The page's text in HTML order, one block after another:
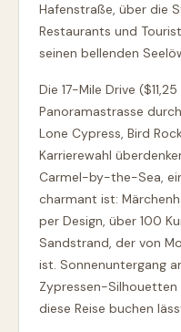
Hafenstraße, über die
Restaurants und
seinen bellenden
Die 17-Mile Drive
Panoramastrasse
Lone Cypress, Bird
Karrierewahl
Carmel-by-the-Sea,
charmant ist:
per Design, über 100
Sandstrand, der von
ist. Sonnenuntergang
Zypressen-Silhouetten
diese Reise buchen